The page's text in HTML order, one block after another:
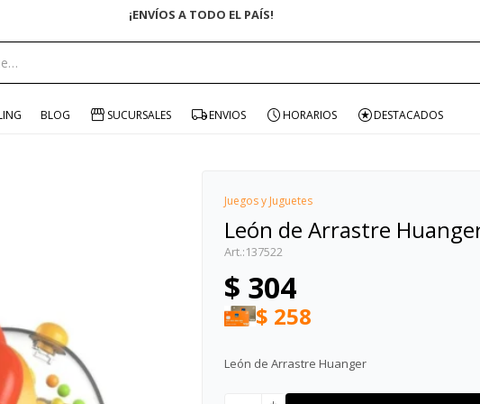
ENVÍO GRATIS EN COMPRAS +$1500
BLOG SUCURSALES ENVIOS HORARIOS DESTACADOS
Juegos y Juguetes
León de Arrastre
137522
$ 304
$ 258
León de Arrastre Huanger